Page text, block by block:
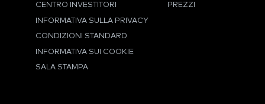
CENTRO INVESTITORI
INFORMATIVA SULLA PRIVACY
CONDIZIONI STANDARD
INFORMATIVA SUI COOKIE
SALA STAMPA
PREZZI